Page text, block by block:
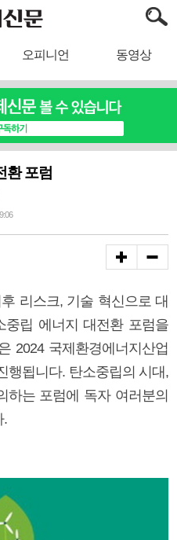
오피니언 동영상
환 포럼
리스크, 기술 혁신으로 대
중립 에너지 대전환 포럼을
2024 국제환경에너지산업
행됩니다. 탄소중립의 시대,
하는 포럼에 독자 여러분의
.